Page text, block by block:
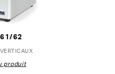
62
produit